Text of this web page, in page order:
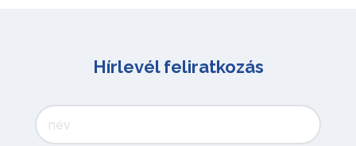
Hírlevél feliratkozás